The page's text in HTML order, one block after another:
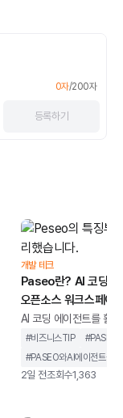
0자/200자
등록하기
개발 테크
Paseo란? AI 코딩 에
오픈소스 워크스페이
AI 코딩 에이전트를 활
버깅, 리뷰 등여러 작업
있습니다.하지만 작업
지켜야 한다는 제약이
#비즈니스TIP #PASEO
#PASEO와AI에이전트툴차
2일 전조회수1,363